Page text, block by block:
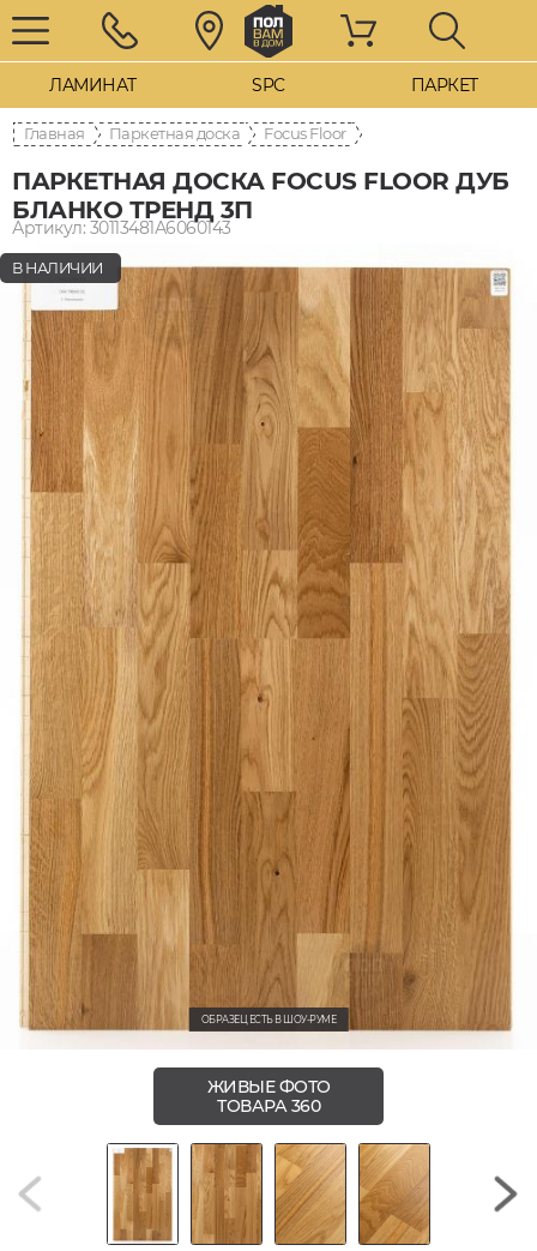
ЛАМИНАТ SPC ПАРКЕТ
Главная Паркетная доска Focus Floor
ПАРКЕТНАЯ ДОСКА FOCUS FLOOR ДУБ
БЛАНКО ТРЕНД 3П
Артикул: 30113481А6060143
В НАЛИЧИИ
ОБРАЗЕЦ ЕСТЬ В ШОУ-РУМЕ
ЖИВЫЕ ФОТО
ТОВАРА 360